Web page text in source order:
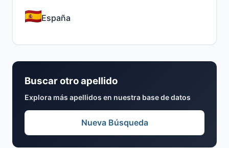
España
Buscar otro apellido
Explora más apellidos en nuestra base de datos
Nueva Búsqueda